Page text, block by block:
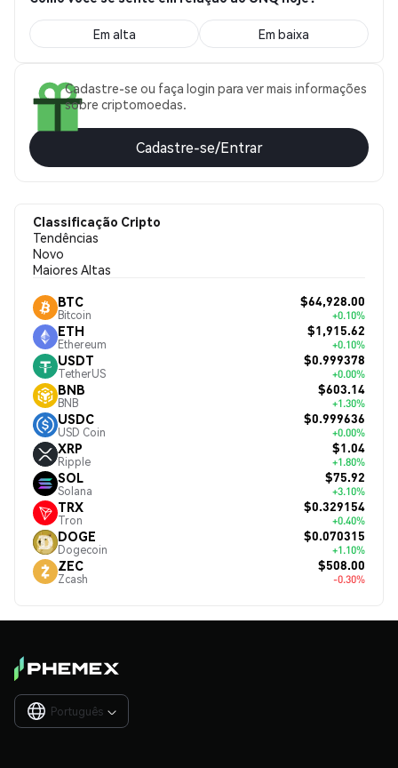
Em alta Em baixa
Cadastre-se ou faça login para ver mais informações
sobre criptomoedas.
Cadastre-se/Entrar
Classificação Cripto
Tendências
Novo
Maiores Altas
BTC
Bitcoin
$64,928.00
+0.10%
ETH
Ethereum
$1,915.62
+0.10%
USDT
TetherUS
$0.999378
+0.00%
BNB
BNB
$603.14
+1.30%
USDC
USD Coin
$0.999636
+0.00%
XRP
Ripple
$1.04
+1.80%
SOL
Solana
$75.92
+3.10%
TRX
Tron
$0.329154
+0.40%
DOGE
Dogecoin
$0.070315
+1.10%
ZEC
Zcash
$508.00
-0.30%
Português 